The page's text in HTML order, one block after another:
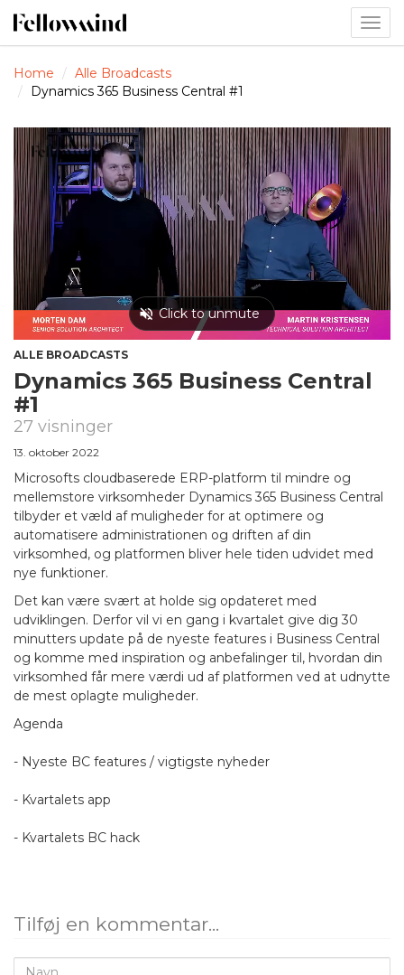
Home
Alle Broadcasts
Dynamics 365 Business Central #1
ALLE BROADCASTS
Dynamics 365 Business Central
#1
27 visninger
13. oktober 2022
Microsofts cloudbaserede ERP-platform til mindre og
mellemstore virksomheder Dynamics 365 Business Central
tilbyder et væld af muligheder for at optimere og
automatisere administrationen og driften af din
virksomhed, og platformen bliver hele tiden udvidet med
nye funktioner.
Det kan være svært at holde sig opdateret med
udviklingen. Derfor vil vi en gang i kvartalet give dig 30
minutters update på de nyeste features i Business Central
og komme med inspiration og anbefalinger til, hvordan din
virksomhed får mere værdi ud af platformen ved at udnytte
de mest oplagte muligheder.
Agenda
- Nyeste BC features / vigtigste nyheder
- Kvartalets app
- Kvartalets BC hack
Tilføj en kommentar...
Navn